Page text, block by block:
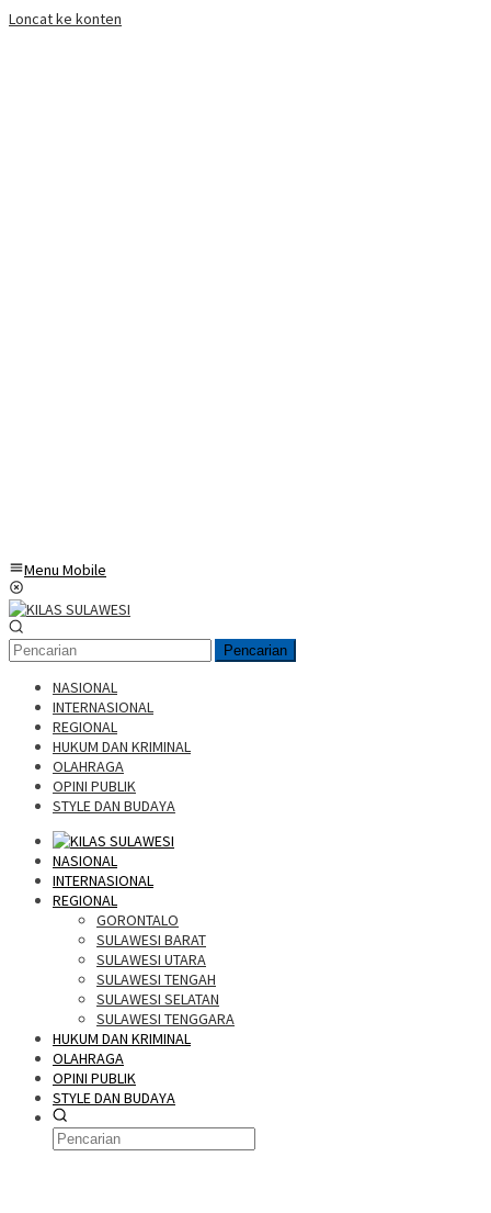
Loncat ke konten
Menu Mobile
Pencarian
NASIONAL
INTERNASIONAL
REGIONAL
HUKUM DAN KRIMINAL
OLAHRAGA
OPINI PUBLIK
STYLE DAN BUDAYA
NASIONAL
INTERNASIONAL
REGIONAL
GORONTALO
SULAWESI BARAT
SULAWESI UTARA
SULAWESI TENGAH
SULAWESI SELATAN
SULAWESI TENGGARA
HUKUM DAN KRIMINAL
OLAHRAGA
OPINI PUBLIK
STYLE DAN BUDAYA